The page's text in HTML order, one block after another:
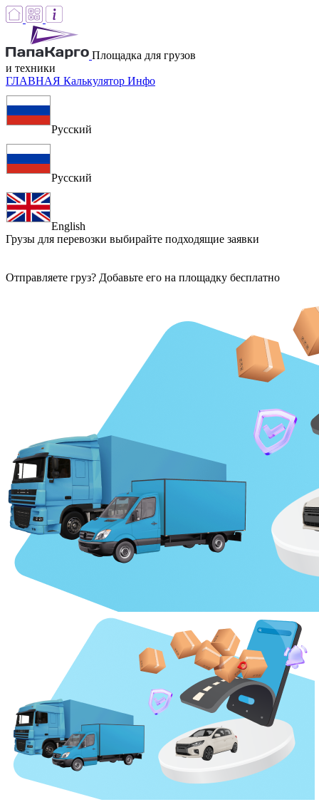
Площадка для грузов
и техники
ГЛАВНАЯ Калькулятор Инфо
Русский
Русский
English
Грузы для перевозки выбирайте подходящие заявки
Отправляете груз? Добавьте его на площадку бесплатно